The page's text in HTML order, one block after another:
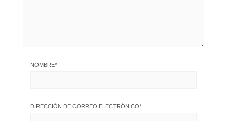
NOMBRE*
DIRECCIÓN DE CORREO ELECTRÓNICO*